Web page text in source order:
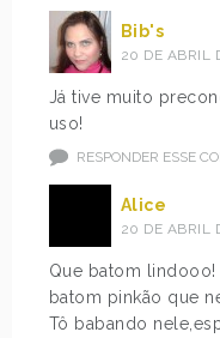
Bib's
20 DE ABRIL
Já tive muito
uso!
RESPONDER ESSE
Alice
20 DE ABRIL
Que batom lindooo!
batom pinkão que
Tô babando